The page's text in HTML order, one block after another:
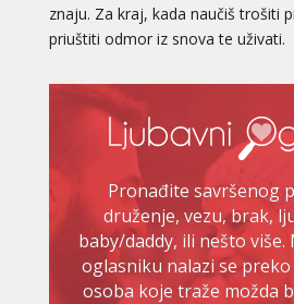
znaju. Za kraj, kada naučiš trošiti
priuštiti odmor iz snova te uživati.
Pronađite savršenog
druženje, vezu, brak,
baby/daddy, ili nešto više.
oglasniku nalazi se preko
osoba koje traže možda